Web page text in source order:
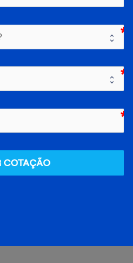
COTAÇÃO